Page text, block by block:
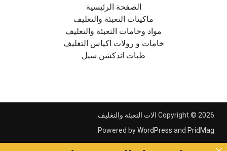
الصفحة الرئيسية
ماكينات التعبئة والتغليف
مواد وخامات التعبئة والتغليف
خامات و رولات اكياس التغليف
طبات اندكشن سيل
Copyright © 2026 الات التعبئة والتغليف
Powered byWordPress and PridMag